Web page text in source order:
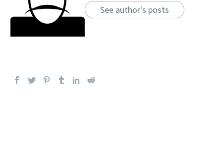
See author's posts